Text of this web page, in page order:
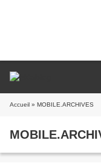
Accueil » MOBILE.ARCHIVES